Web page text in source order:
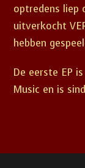
optredens liep
uitverkocht
hebben
De eerste EP
Music en is